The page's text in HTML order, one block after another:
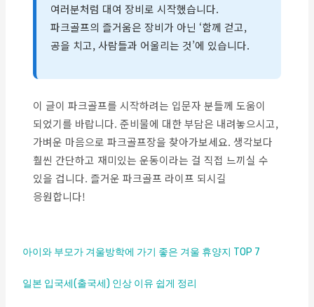
여러분처럼 대여 장비로 시작했습니다.
파크골프의 즐거움은 장비가 아닌 ‘함께 걷고,
공을 치고, 사람들과 어울리는 것’에 있습니다.
이 글이 파크골프를 시작하려는 입문자 분들께 도움이
되었기를 바랍니다. 준비물에 대한 부담은 내려놓으시고,
가벼운 마음으로 파크골프장을 찾아가보세요. 생각보다
훨씬 간단하고 재미있는 운동이라는 걸 직접 느끼실 수
있을 겁니다. 즐거운 파크골프 라이프 되시길
응원합니다!
아이와 부모가 겨울방학에 가기 좋은 겨울 휴양지 TOP 7
일본 입국세(출국세) 인상 이유 쉽게 정리